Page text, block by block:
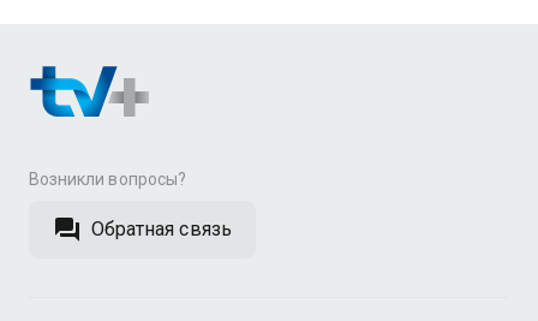
Возникли вопросы?
Обратная связь